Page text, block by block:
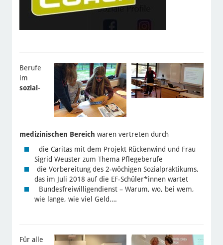
Berufe
im
sozial-
medizinischen Bereich waren vertreten durch
die Caritas mit dem Projekt Rückenwind und Frau
Sigrid Weuster zum Thema Pflegeberufe
die Vorbereitung des 2-wöchigen Sozialpraktikums,
das im Juli 2018 auf die EF-Schüler*innen wartet
Bundesfreiwilligendienst – Warum, wo, bei wem,
wie lange, wie viel Geld….
Für alle